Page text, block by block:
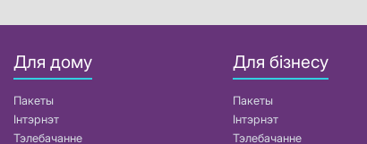
Для дому
Пакеты
Інтэрнэт
Тэлебачанне
Для бізнесу
Пакеты
Інтэрнэт
Тэлебачанне